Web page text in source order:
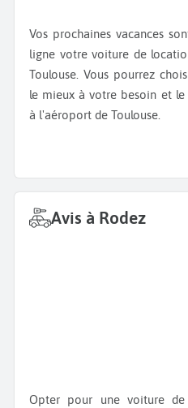
Vos prochaines vacances
ligne votre voiture de
Toulouse. Vous pourrez
le mieux à votre besoin et
à l'aéroport de Toulouse.
Avis à Rodez
Opter pour une voiture